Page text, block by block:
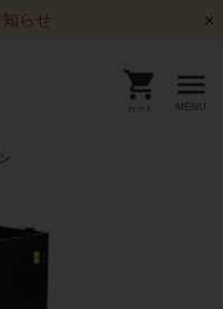
らせ
カート MENU